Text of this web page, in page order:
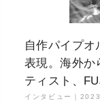
自作パイプオ
表現。海外か
ティスト、
インタビュー｜